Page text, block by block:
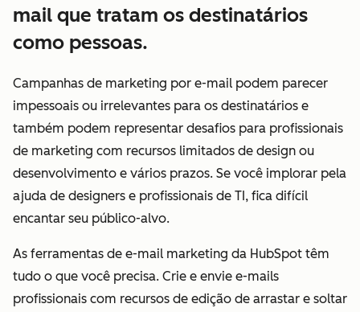
mail que tratam os destinatários
como pessoas.
Campanhas de marketing por e-mail podem parecer
impessoais ou irrelevantes para os destinatários e
também podem representar desafios para profissionais
de marketing com recursos limitados de design ou
desenvolvimento e vários prazos. Se você implorar pela
ajuda de designers e profissionais de TI, fica difícil
encantar seu público-alvo.
As ferramentas de e-mail marketing da HubSpot têm
tudo o que você precisa. Crie e envie e-mails
profissionais com recursos de edição de arrastar e soltar